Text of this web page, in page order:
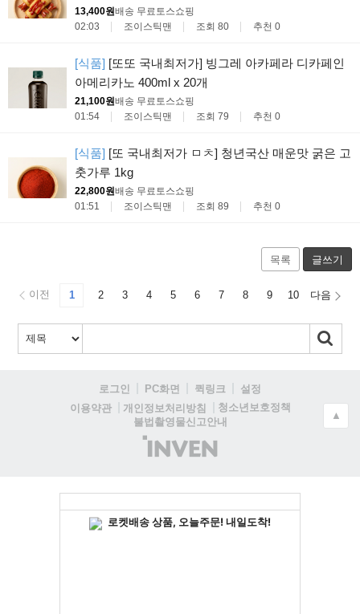
13,400원배송 무료토스쇼핑
02:03
조이스틱맨 조회 80 추천 0
[식품] [또또 국내최저가] 빙그레 아카페라 디카페인
아메리카노 400ml x 20개
21,100원배송 무료토스쇼핑
01:54
조이스틱맨 조회 79 추천 0
[식품] [또 국내최저가 ㅁㅊ] 청년국산 매운맛 굵은 고
춧가루 1kg
22,800원배송 무료토스쇼핑
01:51
조이스틱맨 조회 89 추천 0
목록 글쓰기
이전 1 2 3 4 5 6 7 8 9 10 다음
로그인 PC화면 퀵링크
설정
이용약관
개인정보처리방침
청소년보호정책
불법촬영물신고안내
(주)
인
▲